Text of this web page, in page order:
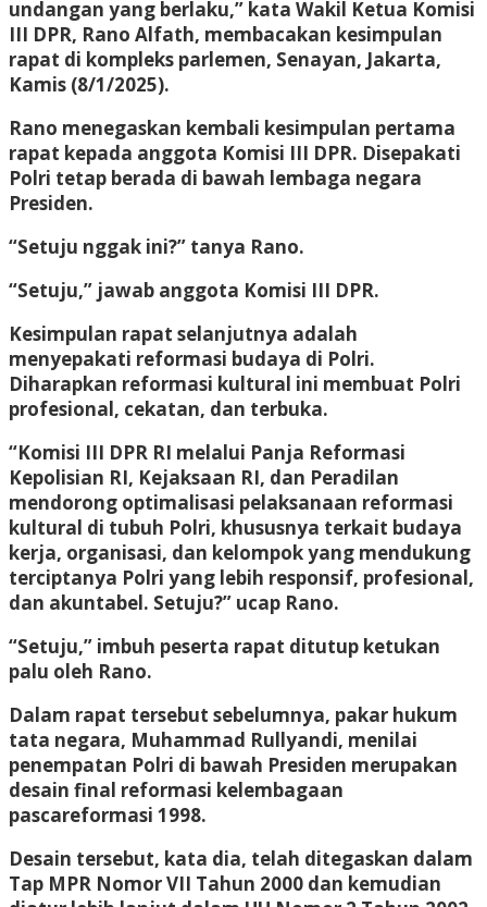
undangan yang berlaku,” kata Wakil Ketua Komisi
III DPR, Rano Alfath, membacakan kesimpulan
rapat di kompleks parlemen, Senayan, Jakarta,
Kamis (8/1/2025).
Rano menegaskan kembali kesimpulan pertama
rapat kepada anggota Komisi III DPR. Disepakati
Polri tetap berada di bawah lembaga negara
Presiden.
“Setuju nggak ini?” tanya Rano.
“Setuju,” jawab anggota Komisi III DPR.
Kesimpulan rapat selanjutnya adalah
menyepakati reformasi budaya di Polri.
Diharapkan reformasi kultural ini membuat Polri
profesional, cekatan, dan terbuka.
“Komisi III DPR RI melalui Panja Reformasi
Kepolisian RI, Kejaksaan RI, dan Peradilan
mendorong optimalisasi pelaksanaan reformasi
kultural di tubuh Polri, khususnya terkait budaya
kerja, organisasi, dan kelompok yang mendukung
terciptanya Polri yang lebih responsif, profesional,
dan akuntabel. Setuju?” ucap Rano.
“Setuju,” imbuh peserta rapat ditutup ketukan
palu oleh Rano.
Dalam rapat tersebut sebelumnya, pakar hukum
tata negara, Muhammad Rullyandi, menilai
penempatan Polri di bawah Presiden merupakan
desain final reformasi kelembagaan
pascareformasi 1998.
Desain tersebut, kata dia, telah ditegaskan dalam
Tap MPR Nomor VII Tahun 2000 dan kemudian